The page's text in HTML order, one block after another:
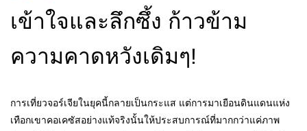
เข้าใจและลึกซึ้ง ก้าวข้าม
ความคาดหวังเดิมๆ!
การเที่ยวจอร์เจียในยุคนี้กลายเป็นกระแส แต่การมาเยือนดินแดนแห่ง
เทือกเขาคอเคซัสอย่างแท้จริงนั้นให้ประสบการณ์ที่มากกว่าแค่ภาพ